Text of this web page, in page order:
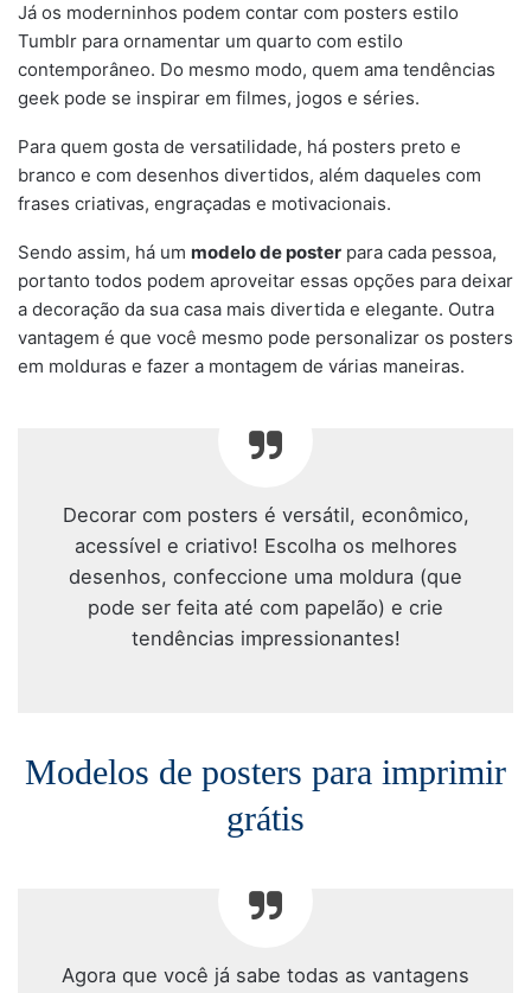
Já os moderninhos podem contar com posters estilo
Tumblr para ornamentar um quarto com estilo
contemporâneo. Do mesmo modo, quem ama tendências
geek pode se inspirar em filmes, jogos e séries.
Para quem gosta de versatilidade, há posters preto e
branco e com desenhos divertidos, além daqueles com
frases criativas, engraçadas e motivacionais.
Sendo assim, há um modelo de poster para cada pessoa,
portanto todos podem aproveitar essas opções para deixar
a decoração da sua casa mais divertida e elegante. Outra
vantagem é que você mesmo pode personalizar os posters
em molduras e fazer a montagem de várias maneiras.
Decorar com posters é versátil, econômico,
acessível e criativo! Escolha os melhores
desenhos, confeccione uma moldura (que
pode ser feita até com papelão) e crie
tendências impressionantes!
Modelos de posters para imprimir
grátis
Agora que você já sabe todas as vantagens